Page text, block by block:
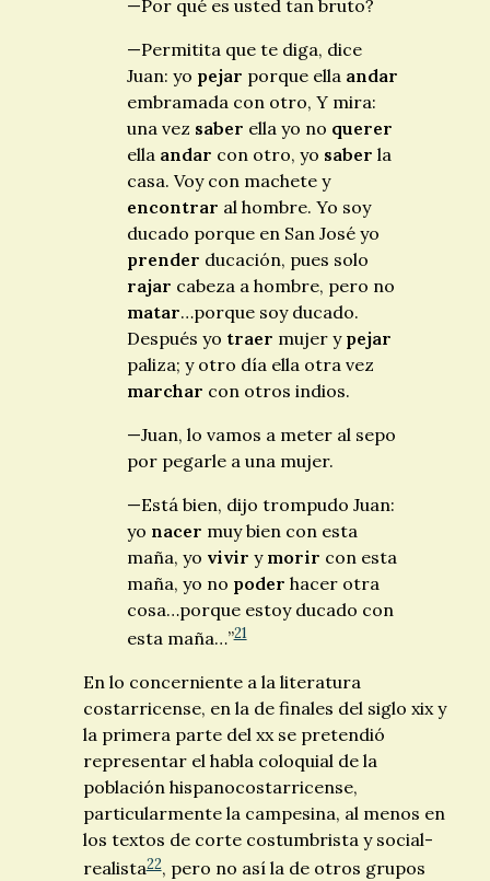
—Por qué es usted tan bruto?
—Permitita que te diga, dice
Juan: yo pejar porque ella andar
embramada con otro, Y mira:
una vez saber ella yo no querer
ella andar con otro, yo saber la
casa. Voy con machete y
encontrar al hombre. Yo soy
ducado porque en San José yo
prender ducación, pues solo
rajar cabeza a hombre, pero no
matar…porque soy ducado.
Después yo traer mujer y pejar
paliza; y otro día ella otra vez
marchar con otros indios.
—Juan, lo vamos a meter al sepo
por pegarle a una mujer.
—Está bien, dijo trompudo Juan:
yo nacer muy bien con esta
maña, yo vivir y morir con esta
maña, yo no poder hacer otra
cosa…porque estoy ducado con
esta maña…”21
En lo concerniente a la literatura
costarricense, en la de finales del siglo xixy
la primera parte del xxse pretendió
representar el habla coloquial de la
población hispanocostarricense,
particularmente la campesina, al menos en
los textos de corte costumbrista y social-
realista22, pero no así la de otros grupos